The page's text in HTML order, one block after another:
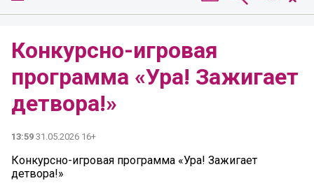
Конкурсно-игровая
программа «Ура! Зажигает
детвора!»
13:59 31.05.2026 16+
Конкурсно-игровая программа «Ура! Зажигает
детвора!»